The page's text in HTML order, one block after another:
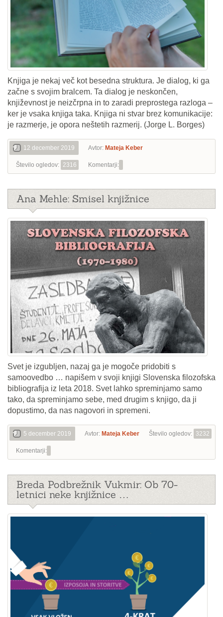
Knjiga je nekaj več kot besedna struktura. Je dialog, ki ga
začne s svojim bralcem. Ta dialog je neskončen,
književnost je neizčrpna in to zaradi preprostega razloga –
ker je vsaka knjiga taka. Knjiga ni stvar brez komunikacije:
je razmerje, je opora neštetih razmerij. (Jorge L. Borges)
12 december 2019 Avtor: Mateja Keber
Število ogledov: 2316 Komentarji:
Ana Mehle: Smisel knjižnice
Svet je izgubljen, nazaj ga je mogoče pridobiti s
samoovedbo … napišem v svoji knjigi Slovenska filozofska
bibliografija iz leta 2018. Svet lahko spreminjamo samo
tako, da spreminjamo sebe, med drugim s knjigo, da ji
dopustimo, da nas nagovori in spremeni.
5 december 2019 Avtor: Mateja Keber Število ogledov: 3232
Komentarji:
Breda Podbrežnik Vukmir: Ob 70-
letnici neke knjižnice …